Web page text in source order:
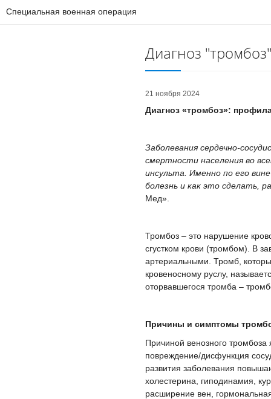
Специальная военная операция
Диагноз "тромбоз"
21 ноября 2024
Диагноз «тромбоз»:
Заболевания сердечно-
смертности населения во
инсульта. Именно по его
болезнь и как это сделать,
Мед».
Тромбоз – это нарушение
сгустком крови (тромбом). В
артериальными. Тромб,
кровеносному руслу,
оторвавшегося тромба –
Причины и симптомы
Причиной венозного тромбоза
повреждение/дисфункция
развития заболевания
холестерина, гиподинамия,
расширение вен,